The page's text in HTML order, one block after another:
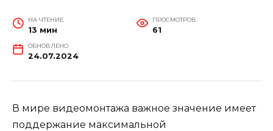
НА ЧТЕНИЕ
13 мин
ПРОСМОТРОВ
61
ОБНОВЛЕНО
24.07.2024
В мире видеомонтажа важное значение имеет
поддержание максимальной